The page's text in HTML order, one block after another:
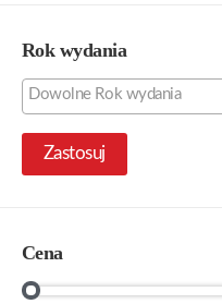
Rok wydania
Zastosuj
Cena